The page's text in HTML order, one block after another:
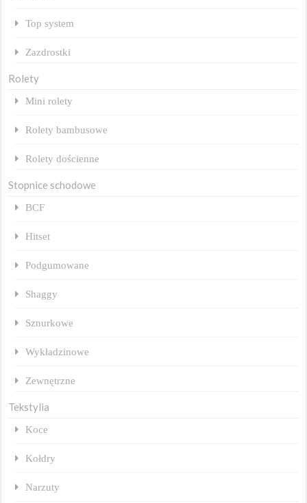
Top system
Zazdrostki
Rolety
Mini rolety
Rolety bambusowe
Rolety dościenne
Stopnice schodowe
BCF
Hitset
Podgumowane
Shaggy
Sznurkowe
Wykładzinowe
Zewnętrzne
Tekstylia
Koce
Kołdry
Narzuty